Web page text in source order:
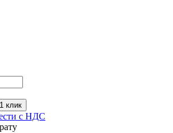
клик
с НДС